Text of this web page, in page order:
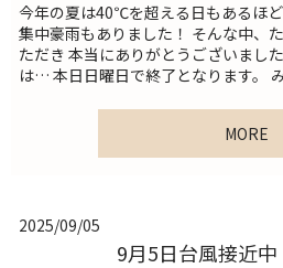
今年の夏は40℃を超える日もあるほ
集中豪雨もありました！ そんな中、
ただき 本当にありがとうございまし
は… 本日日曜日で終了となります。
MORE
2025/09/05
9月5日台風接近